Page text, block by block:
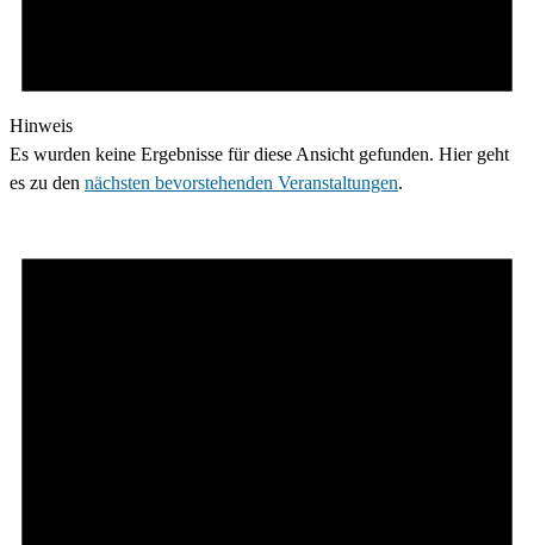
Hinweis
Es wurden keine Ergebnisse für diese Ansicht gefunden. Hier geht
es zu den nächsten bevorstehenden Veranstaltungen.